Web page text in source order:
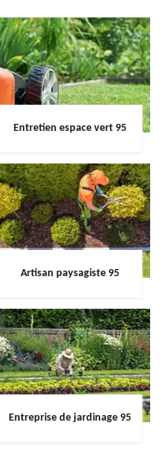
Entretien espace vert 95
Artisan paysagiste 95
Entreprise de jardinage 95